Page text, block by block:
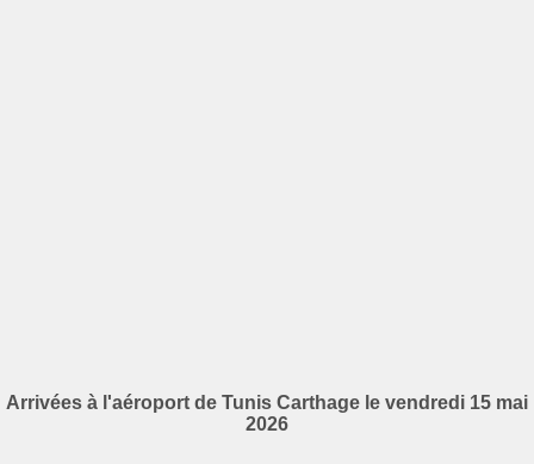
Arrivées à l'aéroport de Tunis Carthage le vendredi 15 mai
2026